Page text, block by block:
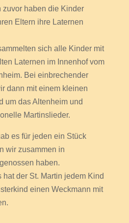
zuvor haben die Kinder
Eltern ihre Laternen
sich alle Kinder mit
Laternen im Innenhof vom
Bei einbrechender
dann mit einem kleinen
um das Altenheim und
Martinslieder.
es für jeden ein Stück
wir zusammen in
haben.
hat der St. Martin jedem Kind
einen Weckmann mit